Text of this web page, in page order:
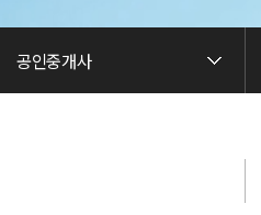
공인중개사